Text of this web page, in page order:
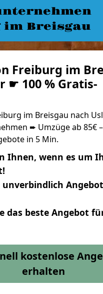
im Breisgau
Freiburg im
☛ 100 % Gratis-
im Breisgau nach
➨ Umzüge ab 85€ –
in 5 Min.
Ihnen, wenn es um
unverbindlich
das beste Angebot
kostenlose
erhalten